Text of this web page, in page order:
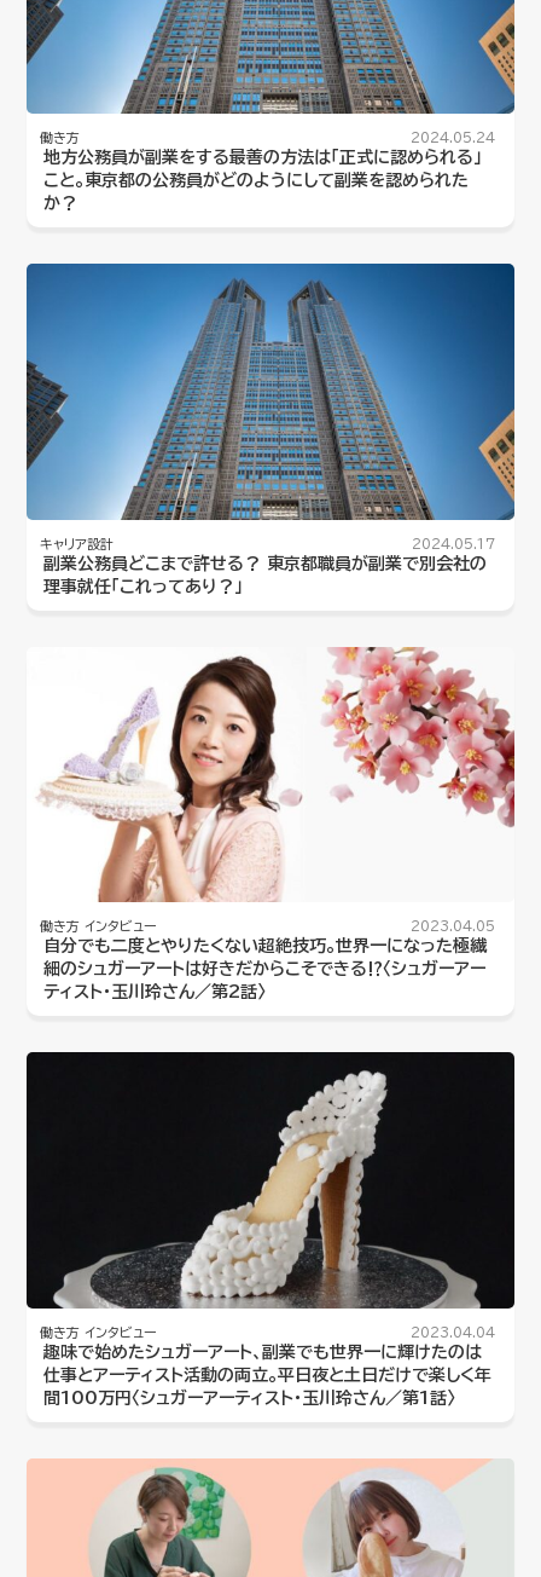
働き方 2024.05.24
地方公務員が副業をする最善の方法は「正式に認められる」
こと。東京都の公務員がどのようにして副業を認められた
か？
キャリア設計 2024.05.17
副業公務員どこまで許せる？ 東京都職員が副業で別会社の
理事就任「これってあり？」
働き方 インタビュー 2023.04.05
自分でも二度とやりたくない超絶技巧。世界一になった極繊
細のシュガーアートは好きだからこそできる⁉〈シュガーアー
ティスト・玉川玲さん／第2話〉
働き方 インタビュー 2023.04.04
趣味で始めたシュガーアート、副業でも世界一に輝けたのは
仕事とアーティスト活動の両立。平日夜と土日だけで楽しく年
間100万円〈シュガーアーティスト・玉川玲さん／第1話〉